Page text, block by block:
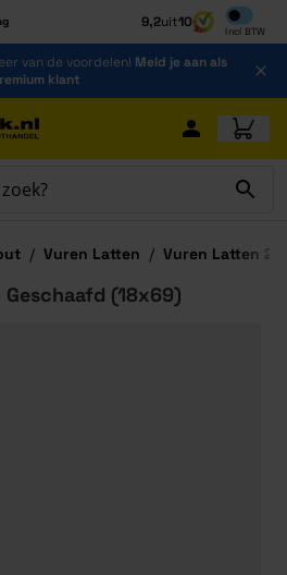
9,2uit10
Incl BTW
Inclusief
van de voordelen! Meld je aan als
klant
/ Vuren Latten / Vuren Latten
(18x69)